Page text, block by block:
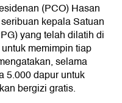
(PCO) Hasan
kepala Satuan
yang telah dilatih di
memimpin tiap
selama
5.000 dapur untuk
bergizi gratis.